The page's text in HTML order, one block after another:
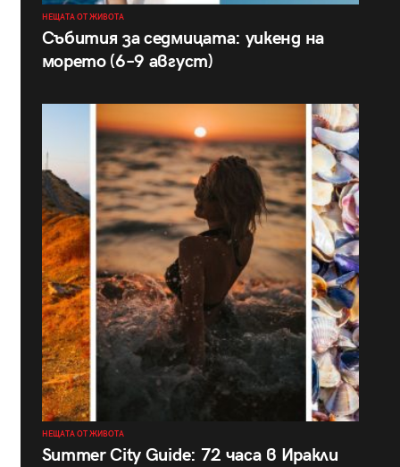
НЕЩАТА ОТ ЖИВОТА
Събития за седмицата: уикенд на
морето (6–9 август)
НЕЩАТА ОТ ЖИВОТА
Summer City Guide: 72 часа в Иракли